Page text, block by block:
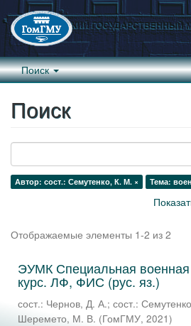
Поиск
Поиск
Автор: сост.: Семутенко, К. М. × Тема:
Отображаемые элементы 1-2 из 2
ЭУМК Специальная военная
курс. ЛФ, ФИС (рус. яз.)
сост.: Чернов, Д. А.; сост.:
Шеремето, М. В. (ГомГМУ, 2021)